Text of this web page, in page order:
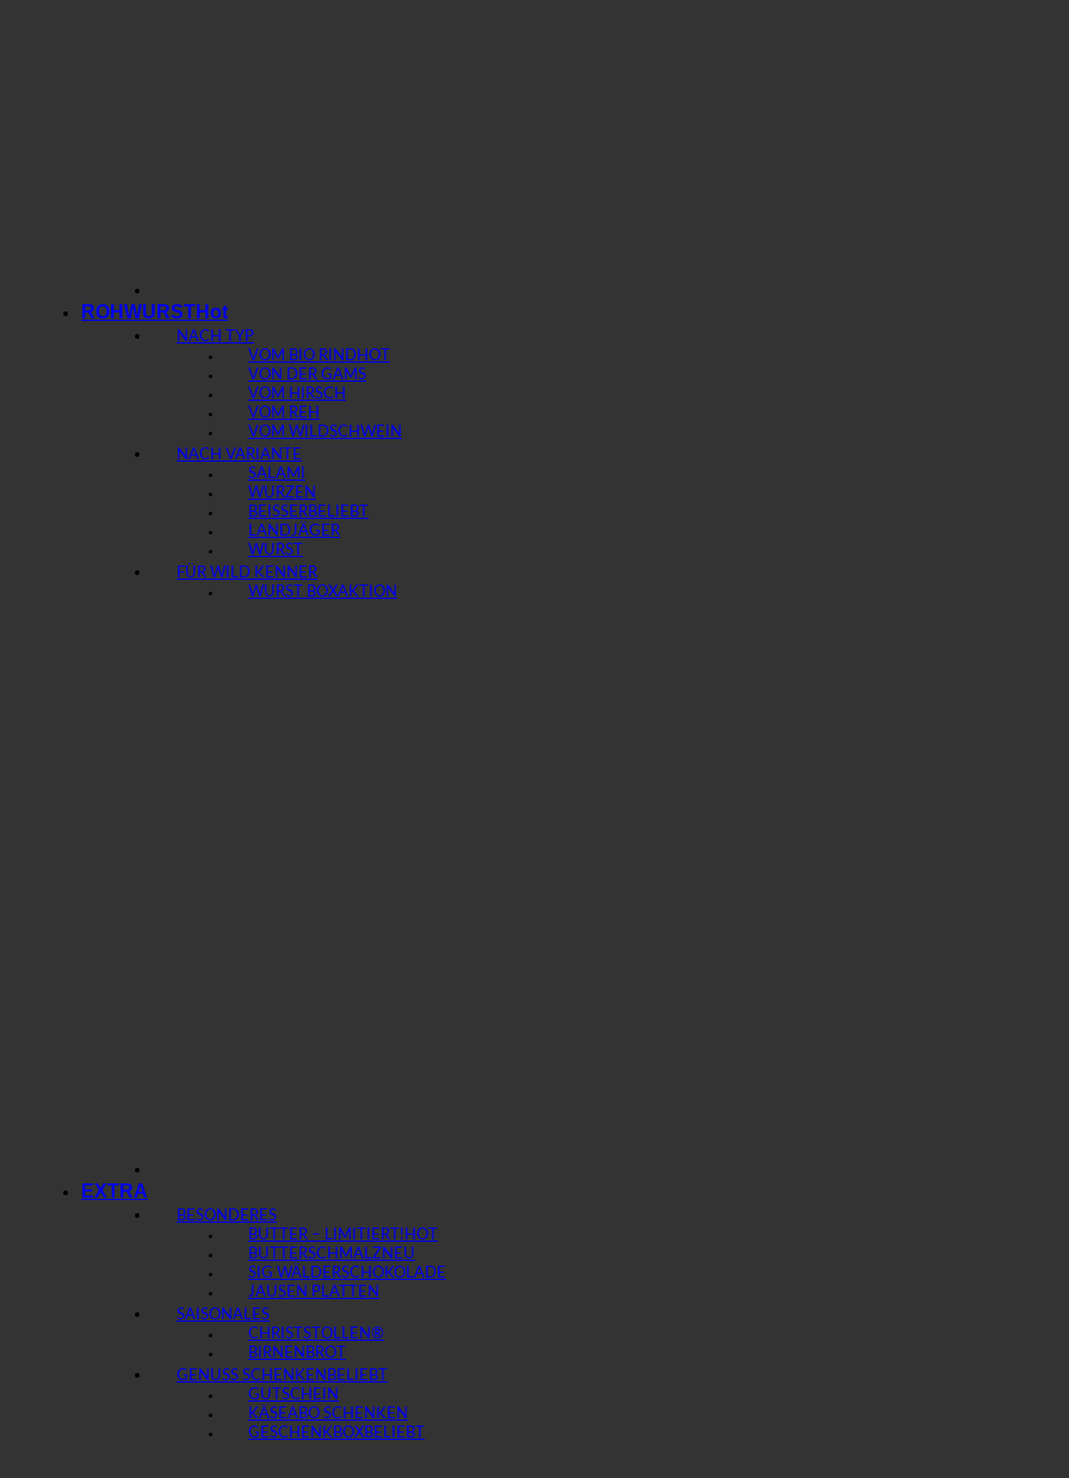
ROHWURST
NACH TYP
VOM BIO RIND
VON DER GAMS
VOM HIRSCH
VOM REH
VOM WILDSCHWEIN
NACH VARIANTE
SALAMI
WURZEN
BEISSER
LANDJÄGER
WURST
FÜR WILD KENNER
WURST BOX
EXTRA
BESONDERES
BUTTER – LIMITIERT!
BUTTERSCHMALZ
SIG WÄLDERSCHOKOLADE
JAUSEN PLATTEN
SAISONALES
CHRISTSTOLLEN®
BIRNENBROT
GENUSS SCHENKEN
GUTSCHEIN
KÄSEABO SCHENKEN
GESCHENKBOX